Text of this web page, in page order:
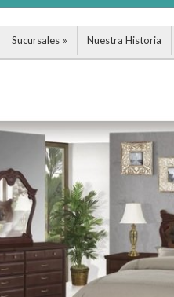
Sucursales Nuestra Historia